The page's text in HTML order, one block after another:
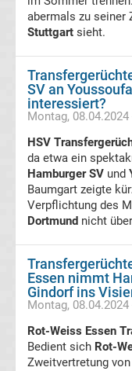
Frauen
Bundesliga
Tabelle
Ligue
1
Ligue
1
Tabelle
abermals zu seiner
Stuttgart sieht.
SV an
interessiert?
Montag, 08.04.2024
HSV
da etwa ein
Hamburger SV und
Baumgart zeigte
Verpflichtung des
Dortmund nicht
Essen nimmt
Gindorf ins
Montag, 08.04.2024
Rot-Weiss Essen
Bedient sich Rot-
Zweitvertretung von